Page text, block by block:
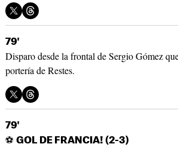
79'
Disparo desde la frontal de Sergio Gómez
portería de Restes.
79'
⚽ GOL DE FRANCIA! (2-3)